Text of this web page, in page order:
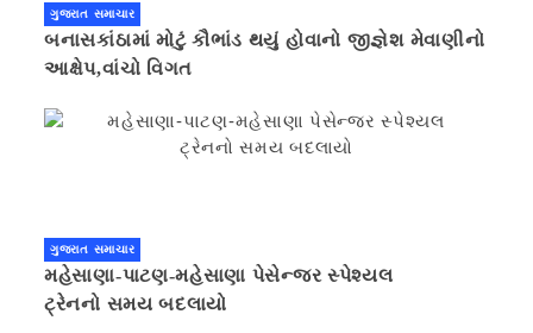
ગુજરાત સમાચાર
બનાસકાંઠામાં મોટું કૌભાંડ થયું હોવાનો જીજ્ઞેશ મેવાણીનો
આક્ષેપ,વાંચો વિગત
ગુજરાત સમાચાર
મહેસાણા-પાટણ-મહેસાણા પેસેન્જર સ્પેશ્યલ
ટ્રેનનો સમય બદલાયો